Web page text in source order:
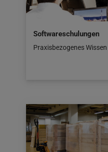
Softwareschulungen
Praxisbezogenes